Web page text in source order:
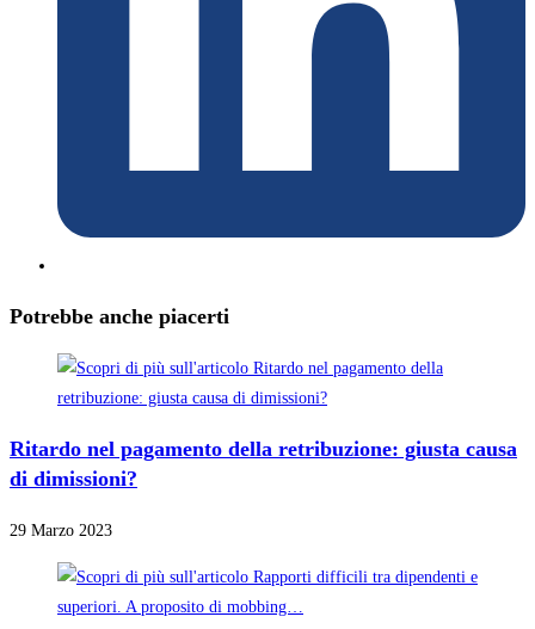
Potrebbe anche piacerti
Ritardo nel pagamento della retribuzione: giusta causa
di dimissioni?
29 Marzo 2023